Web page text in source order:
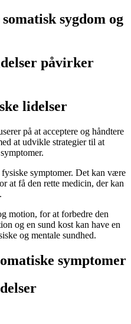
sygdom og
påvirker
lidelser
på at acceptere og håndtere
at udvikle strategier til at
symptomer. Det kan være
at få den rette medicin, der kan
motion, for at forbedre den
og en sund kost kan have en
og mentale sundhed.
symptomer